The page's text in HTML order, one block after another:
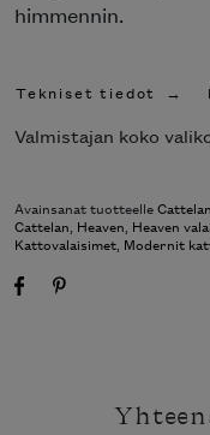
himmennin.
Tekniset tiedot
Valmistajan koko
Avainsanat tuotteelle
Cattelan, Heaven, Heaven
Kattovalaisimet, Modernit